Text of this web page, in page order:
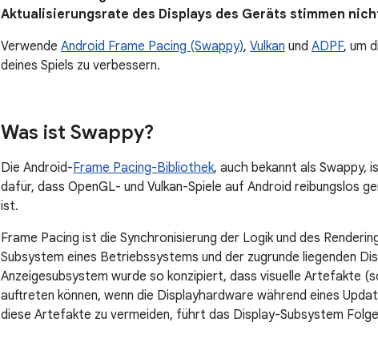
Aktualisierungsrate des Displays des Geräts stimmen
Verwende Android Frame Pacing (Swappy), Vulkan und ADPF, um
deines Spiels zu verbessern.
Was ist Swappy?
Die Android-Frame Pacing-Bibliothek, auch bekannt als Swappy,
dafür, dass OpenGL- und Vulkan-Spiele auf Android reibungslos
ist.
Frame Pacing ist die Synchronisierung der Logik und des
Subsystem eines Betriebssystems und der zugrunde liegenden
Anzeigesubsystem wurde so konzipiert, dass visuelle Artefakte
auftreten können, wenn die Displayhardware während eines
diese Artefakte zu vermeiden, führt das Display-Subsystem